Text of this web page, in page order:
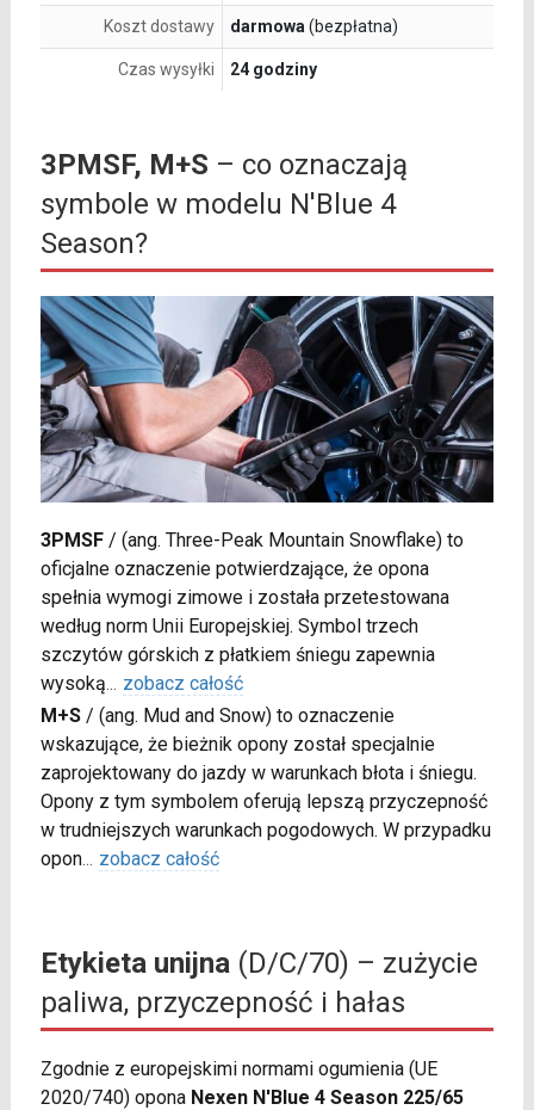
Koszt dostawy darmowa (bezpłatna)
Czas wysyłki 24 godziny
3PMSF, M+S – co oznaczają
symbole w modelu N'Blue 4
Season?
3PMSF/ (ang. Three-Peak Mountain Snowflake) to
oficjalne oznaczenie potwierdzające, że opona
spełnia wymogi zimowe i została przetestowana
według norm Unii Europejskiej. Symbol trzech
szczytów górskich z płatkiem śniegu zapewnia
wysoką... zobacz całość
M+S/ (ang. Mud and Snow) to oznaczenie
wskazujące, że bieżnik opony został specjalnie
zaprojektowany do jazdy w warunkach błota i śniegu.
Opony z tym symbolem oferują lepszą przyczepność
w trudniejszych warunkach pogodowych. W przypadku
opon... zobacz całość
Etykieta unijna(D/C/70) – zużycie
paliwa, przyczepność i hałas
Zgodnie z europejskimi normami ogumienia (UE
2020/740) opona Nexen N'Blue 4 Season 225/65